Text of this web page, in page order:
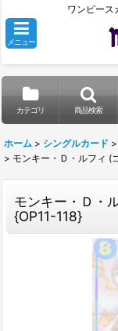
ワンピース
メニュー
カテゴリ 商品検索
ホーム > シングルカード >
> モンキー・Ｄ・ルフィ (
モンキー・Ｄ・
{OP11-118}